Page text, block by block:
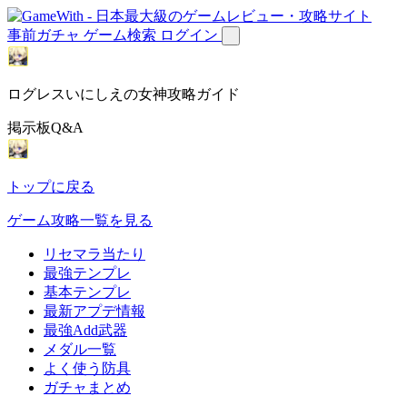
事前ガチャ ゲーム検索 ログイン
ログレスいにしえの女神攻略ガイド
掲示板Q&A
トップに戻る
ゲーム攻略一覧を見る
リセマラ当たり
最強テンプレ
基本テンプレ
最新アプデ情報
最強Add武器
メダル一覧
よく使う防具
ガチャまとめ